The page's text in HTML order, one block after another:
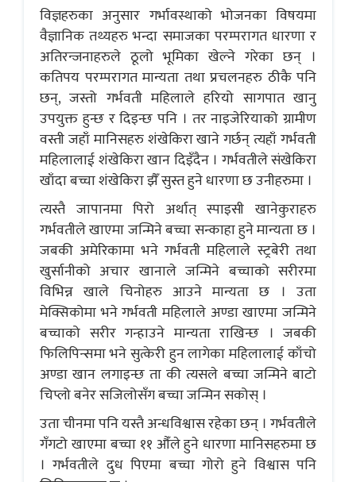
विज्ञहरुका अनुसार गर्भावस्थाको भोजनका विषयमा
वैज्ञानिक तथ्यहरु भन्दा समाजका परम्परागत धारणा र
अतिरन्जनाहरुले ठूलो भूमिका खेल्ने गरेका छन् ।
कतिपय परम्परागत मान्यता तथा प्रचलनहरु ठीकै पनि
छन्, जस्तो गर्भवती महिलाले हरियो सागपात खानु
उपयुक्त हुन्छ र दिइन्छ पनि । तर नाइजेरियाको ग्रामीण
वस्ती जहाँ मानिसहरु शंखेकिरा खाने गर्छन् त्यहाँ गर्भवती
महिलालाई शंखेकिरा खान दिइँदैन । गर्भवतीले संखेकिरा
खाँदा बच्चा शंखेकिरा झैँ सुस्त हुने धारणा छ उनीहरुमा ।
त्यस्तै जापानमा पिरो अर्थात् स्पाइसी खानेकुराहरु
गर्भवतीले खाएमा जन्मिने बच्चा सन्काहा हुने मान्यता छ ।
जबकी अमेरिकामा भने गर्भवती महिलाले स्ट्रबेरी तथा
खुर्सानीको अचार खानाले जन्मिने बच्चाको सरीरमा
विभिन्न खाले चिनोहरु आउने मान्यता छ । उता
मेक्सिकोमा भने गर्भवती महिलाले अण्डा खाएमा जन्मिने
बच्चाको सरीर गन्हाउने मान्यता राखिन्छ । जबकी
फिलिपिन्समा भने सुत्केरी हुन लागेका महिलालाई काँचो
अण्डा खान लगाइन्छ ता की त्यसले बच्चा जन्मिने बाटो
चिप्लो बनेर सजिलोसँग बच्चा जन्मिन सकोस् ।
उता चीनमा पनि यस्तै अन्धविश्वास रहेका छन् । गर्भवतीले
गँगटो खाएमा बच्चा ११ औँले हुने धारणा मानिसहरुमा छ
। गर्भवतीले दुध पिएमा बच्चा गोरो हुने विश्वास पनि